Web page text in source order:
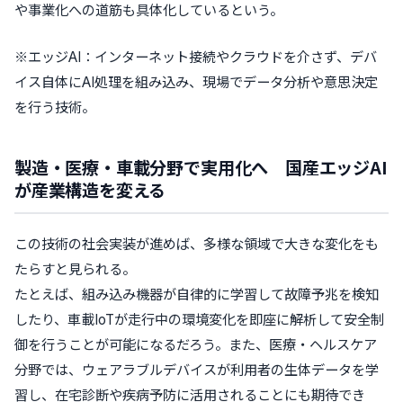
や事業化への道筋も具体化しているという。
※エッジAI：インターネット接続やクラウドを介さず、デバ
イス自体にAI処理を組み込み、現場でデータ分析や意思決定
を行う技術。
製造・医療・車載分野で実用化へ 国産エッジAI
が産業構造を変える
この技術の社会実装が進めば、多様な領域で大きな変化をも
たらすと見られる。
たとえば、組み込み機器が自律的に学習して故障予兆を検知
したり、車載IoTが走行中の環境変化を即座に解析して安全制
御を行うことが可能になるだろう。また、医療・ヘルスケア
分野では、ウェアラブルデバイスが利用者の生体データを学
習し、在宅診断や疾病予防に活用されることにも期待でき